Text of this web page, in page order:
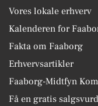
Vores lokale erhverv
Kalenderen for
Fakta om Faaborg
Erhvervsartikler
Faaborg-Midtfyn
Få en gratis